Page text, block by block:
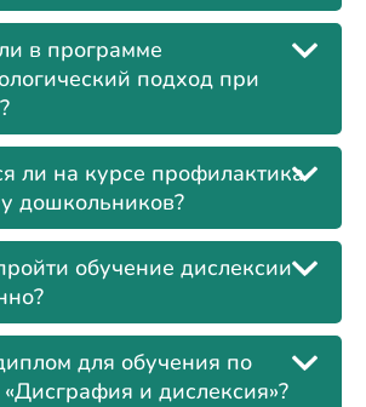
в программе
подход при
ли на курсе профилактика
дошкольников?
обучение дислексии
для обучения по
и дислексия»?